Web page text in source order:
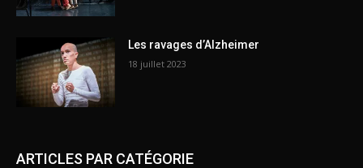
Les ravages d’Alzheimer
18 juillet 2023
ARTICLES PAR CATÉGORIE